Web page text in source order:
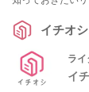
イチオ
ラ
イ